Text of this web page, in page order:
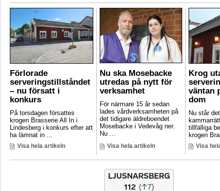
Förlorade
serveringstillståndet
– nu försatt i
konkurs
På torsdagen försattes
krogen Brasserie All In i
Lindesberg i konkurs efter att
ha lämnat in ...
Visa hela artikeln
Nu ska Mosebacke
utredas på nytt för
verksamhet
För närmare 15 år sedan
lades vårdverksamheten på
det tidigare äldreboendet
Mosebacke i Vedevåg ner.
Nu ...
Visa hela artikeln
Krog
väntan
dom
Nu står
tillfälliga
krogen
Visa